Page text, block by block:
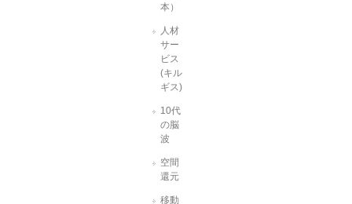
本）
人材
サー
ビス
(キル
ギス)
10代
の脳
波
空間
還元
移動